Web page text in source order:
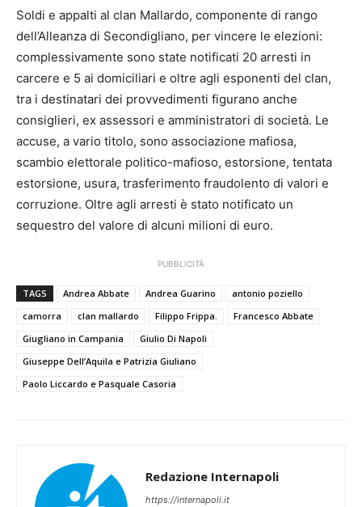
Soldi e appalti al clan Mallardo, componente di rango
dell’Alleanza di Secondigliano, per vincere le elezioni:
complessivamente sono state notificati 20 arresti in
carcere e 5 ai domiciliari e oltre agli esponenti del clan,
tra i destinatari dei provvedimenti figurano anche
consiglieri, ex assessori e amministratori di società. Le
accuse, a vario titolo, sono associazione mafiosa,
scambio elettorale politico-mafioso, estorsione, tentata
estorsione, usura, trasferimento fraudolento di valori e
corruzione. Oltre agli arresti è stato notificato un
sequestro del valore di alcuni milioni di euro.
PUBBLICITÀ
TAGS Andrea Abbate Andrea Guarino
antonio poziello
camorra
clan mallardo Filippo Frippa.
Francesco Abbate
Giugliano in Campania
Giulio Di Napoli
Giuseppe Dell’Aquila e Patrizia Giuliano
Paolo Liccardo e Pasquale Casoria
Redazione Internapoli
https://internapoli.it